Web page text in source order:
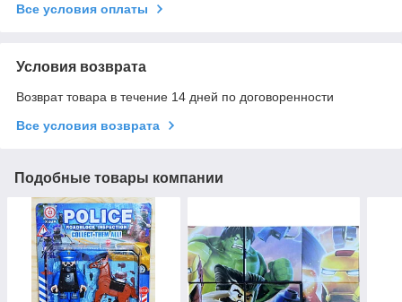
Все условия оплаты
Условия возврата
Возврат товара в течение 14 дней по договоренности
Все условия возврата
Подобные товары компании